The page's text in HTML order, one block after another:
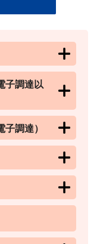
子調達以
調達）